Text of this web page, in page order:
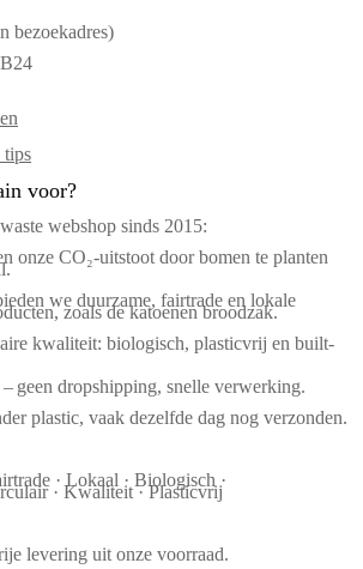
bezoekadres)
tips
voor?
webshop sinds 2015:
onze CO₂-uitstoot door bomen te planten
we duurzame, fairtrade en lokale
zoals de katoenen broodzak.
kwaliteit: biologisch, plasticvrij en built-
geen dropshipping, snelle verwerking.
plastic, vaak dezelfde dag nog verzonden.
· Lokaal · Biologisch ·
· Kwaliteit · Plasticvrij
levering uit onze voorraad.